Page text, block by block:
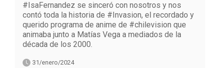
#IsaFernandez se sinceró con nosotros y nos
contó toda la historia de #Invasion, el recordado y
querido programa de anime de #chilevision que
animaba junto a Matías Vega a mediados de la
década de los 2000.
31/enero/2024